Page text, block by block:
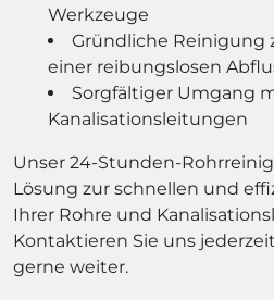
Werkzeuge
Gründliche Reinigung
einer reibungslosen
Sorgfältiger Umgang
Kanalisationsleitungen
Unser 24-Stunden-
Lösung zur schnellen und
Ihrer Rohre und
Kontaktieren Sie uns
gerne weiter.